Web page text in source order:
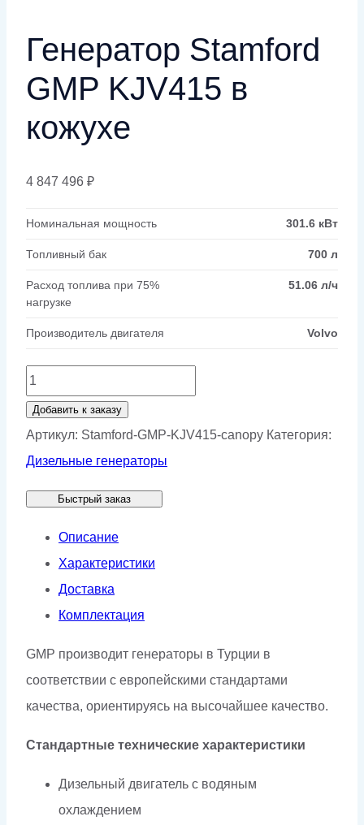
Генератор Stamford
GMP KJV415 в
кожухе
4 847 496 ₽
Номинальная мощность 301.6 кВт
Топливный бак 700 л
Расход топлива при 75%
нагрузке
51.06 л/ч
Производитель двигателя Volvo
Количество
товара
Генератор
Stamford
KJV415
кожухе
Добавить к заказу
Артикул: Stamford-GMP-KJV415-canopy Категория:
Дизельные генераторы
Быстрый заказ
Описание
Характеристики
Доставка
Комплектация
GMP производит генераторы в Турции в
соответствии с европейскими стандартами
качества, ориентируясь на высочайшее качество.
Стандартные технические характеристики
Дизельный двигатель с водяным
охлаждением